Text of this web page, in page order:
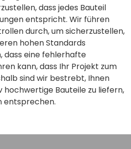
dass jedes Bauteil
entspricht. Wir führen
durch, um sicherzustellen,
hohen Standards
dass eine fehlerhafte
kann, dass Ihr Projekt zum
sind wir bestrebt, Ihnen
hochwertige Bauteile zu liefern,
entsprechen.